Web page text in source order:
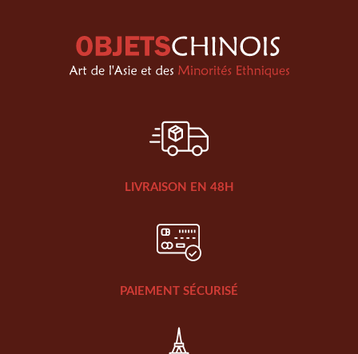
LIVRAISON EN 48H
PAIEMENT SÉCURISÉ